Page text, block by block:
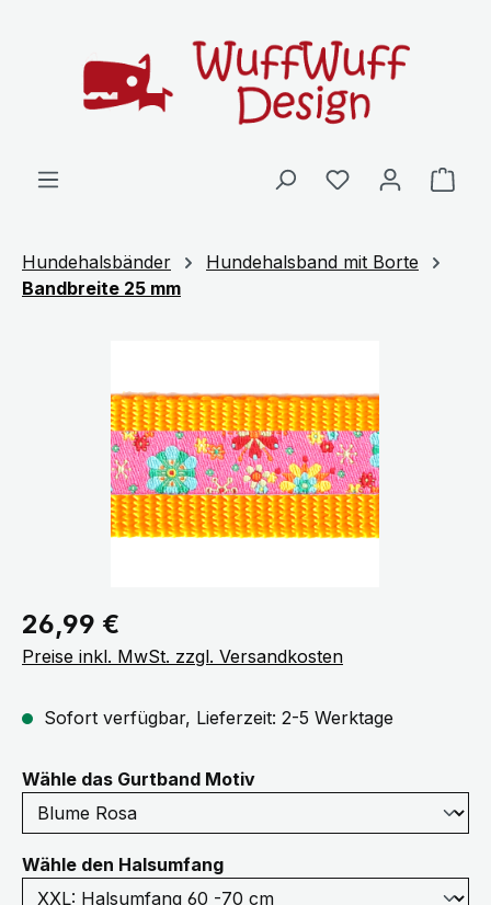
Hundehalsbänder
Hundehalsband mit Borte
Bandbreite 25 mm
Regulärer Preis:
26,99 €
Preise inkl. MwSt. zzgl. Versandkosten
Sofort verfügbar, Lieferzeit: 2-5 Werktage
Wähle das Gurtband Motivauswählen
Wähle den Halsumfangauswählen